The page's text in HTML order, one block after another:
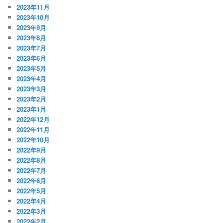
2023年11月
2023年10月
2023年9月
2023年8月
2023年7月
2023年6月
2023年5月
2023年4月
2023年3月
2023年2月
2023年1月
2022年12月
2022年11月
2022年10月
2022年9月
2022年8月
2022年7月
2022年6月
2022年5月
2022年4月
2022年3月